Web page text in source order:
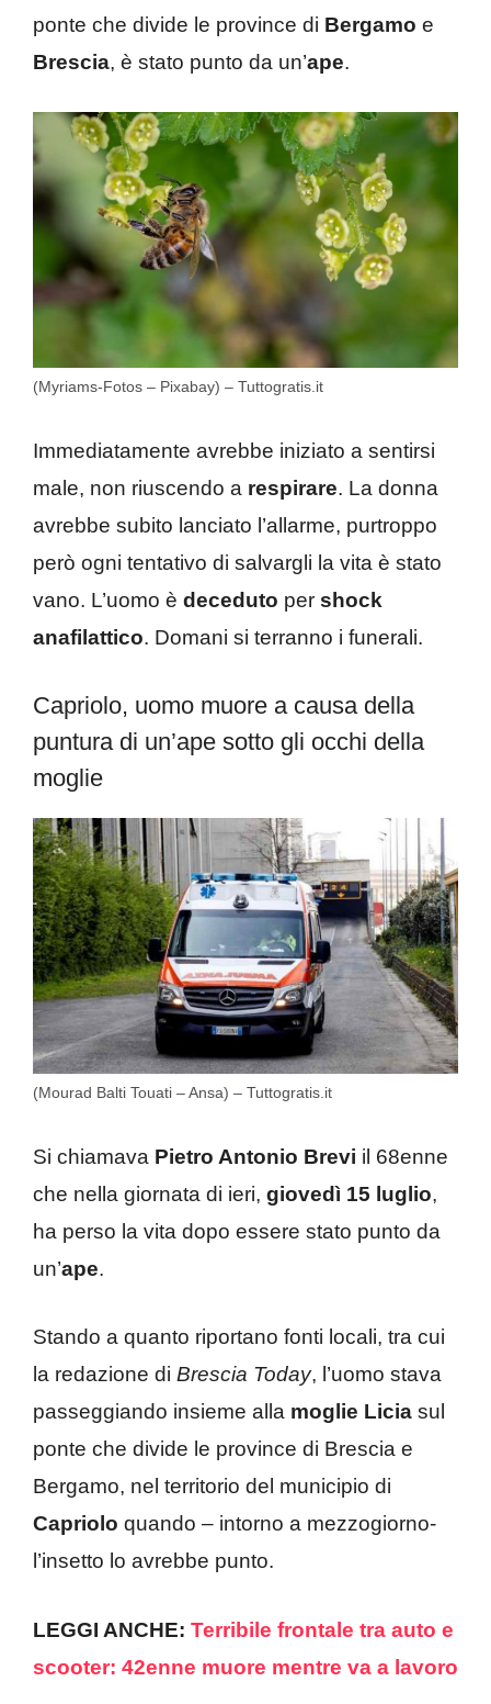
ponte che divide le province di Bergamo e
Brescia, è stato punto da un’ape.
(Myriams-Fotos – Pixabay) – Tuttogratis.it
Immediatamente avrebbe iniziato a sentirsi
male, non riuscendo a respirare. La donna
avrebbe subito lanciato l’allarme, purtroppo
però ogni tentativo di salvargli la vita è stato
vano. L’uomo è deceduto per shock
anafilattico. Domani si terranno i funerali.
Capriolo, uomo muore a causa della
puntura di un’ape sotto gli occhi della
moglie
(Mourad Balti Touati – Ansa) – Tuttogratis.it
Si chiamava Pietro Antonio Brevi il 68enne
che nella giornata di ieri, giovedì 15 luglio,
ha perso la vita dopo essere stato punto da
un’ape.
Stando a quanto riportano fonti locali, tra cui
la redazione di Brescia Today, l’uomo stava
passeggiando insieme alla moglie Licia sul
ponte che divide le province di Brescia e
Bergamo, nel territorio del municipio di
Capriolo quando – intorno a mezzogiorno-
l’insetto lo avrebbe punto.
LEGGI ANCHE: Terribile frontale tra auto e
scooter: 42enne muore mentre va a lavoro